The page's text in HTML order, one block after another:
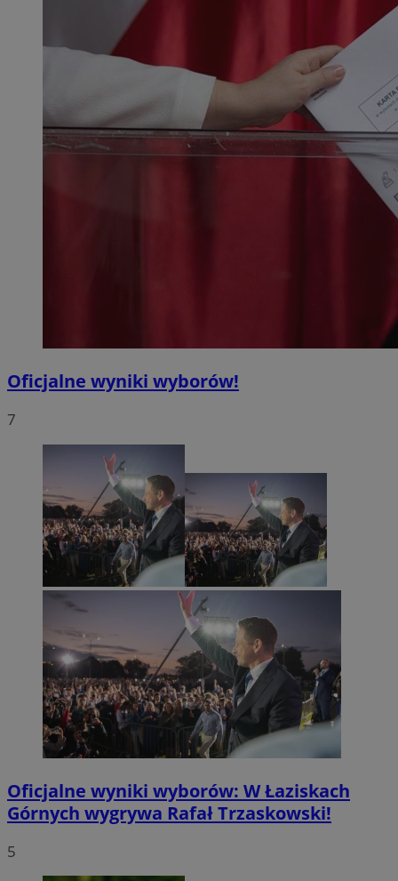
Oficjalne wyniki wyborów!
7
Oficjalne wyniki wyborów: W Łaziskach
Górnych wygrywa Rafał Trzaskowski!
5